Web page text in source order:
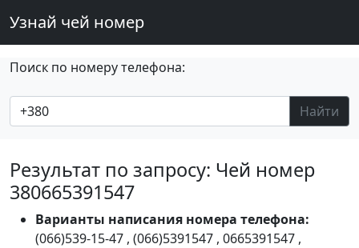
Узнай чей номер
Поиск по номеру телефона:
Найти
Результат по запросу: Чей номер
380665391547
Варианты написания номера телефона:
(066)539-15-47 , (066)5391547 , 0665391547 ,